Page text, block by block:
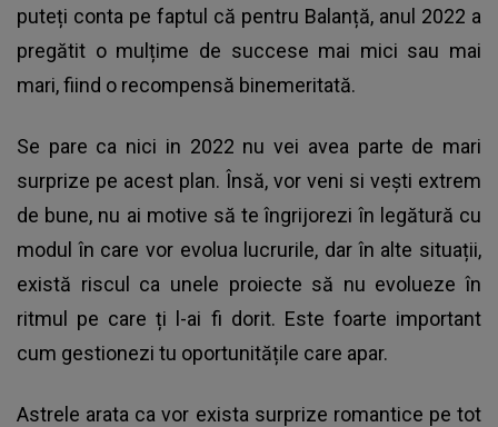
puteți conta pe faptul că pentru Balanță, anul 2022 a
pregătit o mulțime de succese mai mici sau mai
mari, fiind o recompensă binemeritată.
Se pare ca nici in 2022 nu vei avea parte de mari
surprize pe acest plan. Însă, vor veni si vești extrem
de bune, nu ai motive să te îngrijorezi în legătură cu
modul în care vor evolua lucrurile, dar în alte situații,
există riscul ca unele proiecte să nu evolueze în
ritmul pe care ți l-ai fi dorit. Este foarte important
cum gestionezi tu oportunitățile care apar.
Astrele arata ca vor exista surprize romantice pe tot